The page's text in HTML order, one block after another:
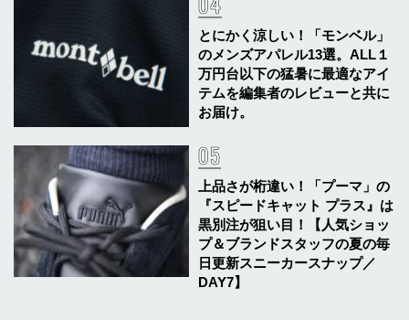
とにかく涼しい！「モンベル」
のメンズアパレル13選。ALL１
万円台以下の猛暑に最適なアイ
テムを編集者のレビューと共に
お届け。
上品さが桁違い！「プーマ」の
『スピードキャット プラス』は
黒別注が狙い目！【人気ショッ
プ＆ブランドスタッフの夏の毎
日更新スニーカースナップ／
DAY7】